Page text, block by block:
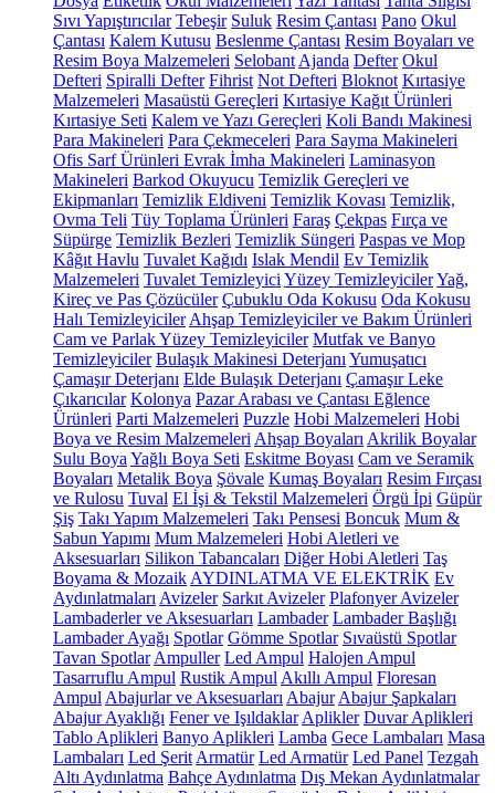
Sıvı Yapıştırıcılar Tebeşir Suluk Resim Çantası Pano Okul
Çantası Kalem Kutusu Beslenme Çantası Resim Boyaları ve
Resim Boya Malzemeleri Selobant Ajanda Defter Okul
Defteri Spiralli Defter Fihrist Not Defteri Bloknot Kırtasiye
Malzemeleri Masaüstü Gereçleri Kırtasiye Kağıt Ürünleri
Kırtasiye Seti Kalem ve Yazı Gereçleri Koli Bandı Makinesi
Para Makineleri Para Çekmeceleri Para Sayma Makineleri
Ofis Sarf Ürünleri Evrak İmha Makineleri Laminasyon
Makineleri Barkod Okuyucu Temizlik Gereçleri ve
Ekipmanları Temizlik Eldiveni Temizlik Kovası Temizlik,
Ovma Teli Tüy Toplama Ürünleri Faraş Çekpas Fırça ve
Süpürge Temizlik Bezleri Temizlik Süngeri Paspas ve Mop
Kâğıt Havlu Tuvalet Kağıdı Islak Mendil Ev Temizlik
Malzemeleri Tuvalet Temizleyici Yüzey TemizleyicilerYağ,
Kireç ve Pas Çözücüler Çubuklu Oda Kokusu Oda Kokusu
Halı Temizleyiciler Ahşap Temizleyiciler ve Bakım Ürünleri
Cam ve Parlak Yüzey Temizleyiciler Mutfak ve Banyo
Temizleyiciler Bulaşık Makinesi Deterjanı Yumuşatıcı
Çamaşır Deterjanı Elde Bulaşık Deterjanı Çamaşır Leke
Çıkarıcılar Kolonya Pazar Arabası ve Çantası Eğlence
Ürünleri Parti Malzemeleri Puzzle Hobi Malzemeleri Hobi
Boya ve Resim Malzemeleri Ahşap Boyaları Akrilik Boyalar
Sulu Boya Yağlı Boya Seti Eskitme Boyası Cam ve Seramik
Boyaları Metalik Boya Şövale Kumaş Boyaları Resim Fırçası
ve Rulosu Tuval El İşi & Tekstil Malzemeleri Örgü İpi Güpür
Şiş Takı Yapım Malzemeleri Takı Pensesi Boncuk Mum &
Sabun Yapımı Mum Malzemeleri Hobi Aletleri ve
Aksesuarları Silikon Tabancaları Diğer Hobi Aletleri Taş
Boyama & Mozaik AYDINLATMA VE ELEKTRİK Ev
Aydınlatmaları Avizeler Sarkıt Avizeler Plafonyer Avizeler
Lambaderler ve Aksesuarları Lambader Lambader Başlığı
Lambader Ayağı Spotlar Gömme Spotlar Sıvaüstü Spotlar
Tavan Spotlar Ampuller Led Ampul Halojen Ampul
Tasarruflu Ampul Rustik Ampul Akıllı Ampul Floresan
Ampul Abajurlar ve Aksesuarları Abajur Abajur Şapkaları
Abajur Ayaklığı Fener ve Işıldaklar Aplikler Duvar Aplikleri
Tablo Aplikleri Banyo Aplikleri Lamba Gece Lambaları Masa
Lambaları Led Şerit Armatür Led Armatür Led Panel Tezgah
Altı Aydınlatma Bahçe Aydınlatma Dış Mekan Aydınlatmalar